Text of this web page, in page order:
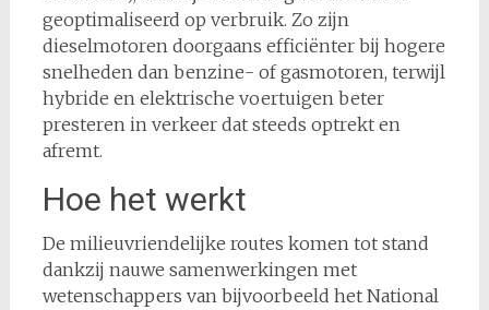
geoptimaliseerd op verbruik. Zo zijn
dieselmotoren doorgaans efficiënter bij hogere
snelheden dan benzine- of gasmotoren, terwijl
hybride en elektrische voertuigen beter
presteren in verkeer dat steeds optrekt en
afremt.
Hoe het werkt
De milieuvriendelijke routes komen tot stand
dankzij nauwe samenwerkingen met
wetenschappers van bijvoorbeeld het National